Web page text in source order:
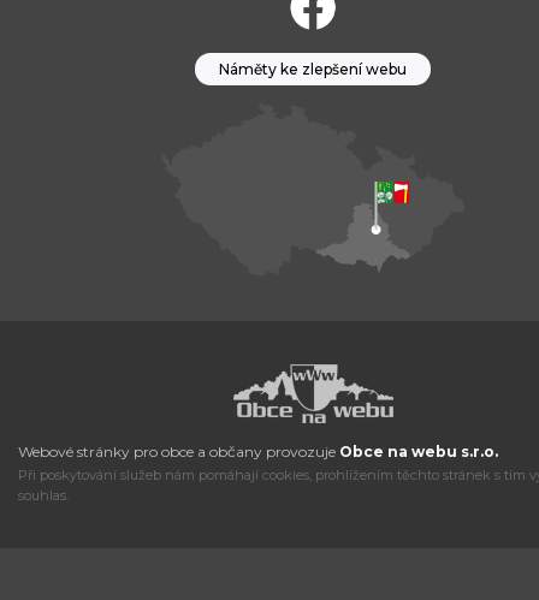
Náměty ke zlepšení webu
Webové stránky pro obce a občany provozuje Obce na webu s.r.o.
Při poskytování služeb nám pomáhají cookies, prohlížením těchto stránek s tím
souhlas.